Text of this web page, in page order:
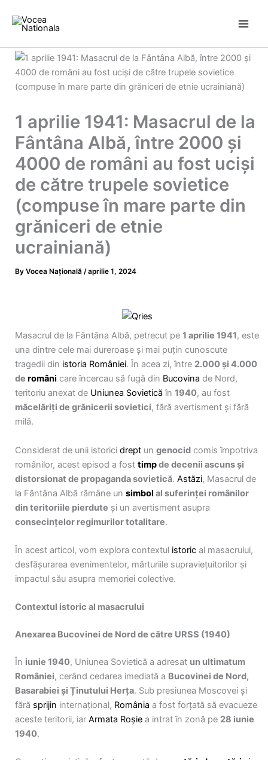
content
1 aprilie 1941: Masacrul de la
Fântâna Albă, între 2000 și
4000 de români au fost uciși
de către trupele sovietice
(compuse în mare parte din
grăniceri de etnie
ucrainiană)
By Vocea Națională /aprilie 1, 2024
Masacrul de la Fântâna Albă, petrecut pe 1 aprilie 1941, este
una dintre cele mai dureroase și mai puțin cunoscute
tragedii din istoria României. În acea zi, între 2.000 și 4.000
de români care încercau să fugă din Bucovina de Nord,
teritoriu anexat de Uniunea Sovietică în 1940, au fost
măcelăriți de grănicerii sovietici, fără avertisment și fără
milă.
Considerat de unii istorici drept un genocid comis împotriva
românilor, acest episod a fost timpde decenii ascuns și
distorsionat de propaganda sovietică. Astăzi, Masacrul de
la Fântâna Albă rămâne un simbol al suferinței românilor
din teritoriile pierdute și un avertisment asupra
consecințelor regimurilor totalitare.
În acest articol, vom explora contextul istoric al masacrului,
desfășurarea evenimentelor, mărturiile supraviețuitorilor și
impactul său asupra memoriei colective.
Contextul istoric al masacrului
Anexarea Bucovinei de Nord de către URSS (1940)
În iunie 1940, Uniunea Sovietică a adresat un ultimatum
României, cerând cedarea imediată a Bucovinei de Nord,
Basarabiei și Ținutului Herța. Sub presiunea Moscovei și
fără sprijin internațional, România a fost forțată să evacueze
aceste teritorii, iar Armata Roșie a intrat în zonă pe 28 iunie
1940.